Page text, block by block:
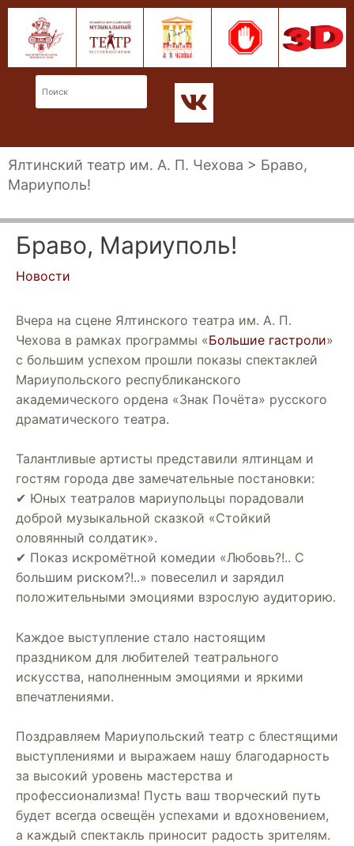
Ялтинский театр им. А. П. Чехова > Браво,
Мариуполь!
Браво, Мариуполь!
Новости
Вчера на сцене Ялтинского театра им. А. П.
Чехова в рамках программы «Большие гастроли»
с большим успехом прошли показы спектаклей
Мариупольского республиканского
академического ордена «Знак Почёта» русского
драматического театра.
Талантливые артисты представили ялтинцам и
гостям города две замечательные постановки:
✔ Юных театралов мариупольцы порадовали
доброй музыкальной сказкой «Стойкий
оловянный солдатик».
✔ Показ искромётной комедии «Любовь?!.. С
большим риском?!..» повеселил и зарядил
положительными эмоциями взрослую аудиторию.
Каждое выступление стало настоящим
праздником для любителей театрального
искусства, наполненным эмоциями и яркими
впечатлениями.
Поздравляем Мариупольский театр с блестящими
выступлениями и выражаем нашу благодарность
за высокий уровень мастерства и
профессионализма! Пусть ваш творческий путь
будет всегда освещён успехами и вдохновением,
а каждый спектакль приносит радость зрителям.